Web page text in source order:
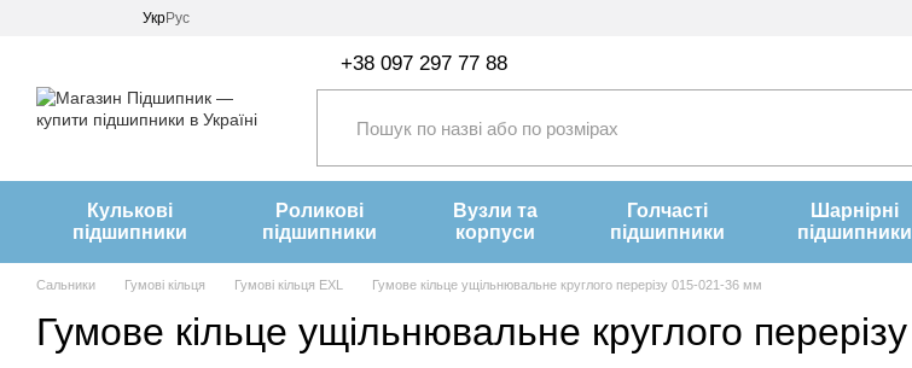
Перейти до основного контенту
УкрРус
+38 097 297 77 88
Кулькові
підшипники
Роликові
підшипники
Вузли та
корпуси
Голчасті
підшипники
Шарнірні
підшипники
Сальники Гумові кільця Гумові кільця EXL Гумове кільце ущільнювальне круглого перерізу 015-021-36 мм
Гумове кільце ущільнювальне круглого